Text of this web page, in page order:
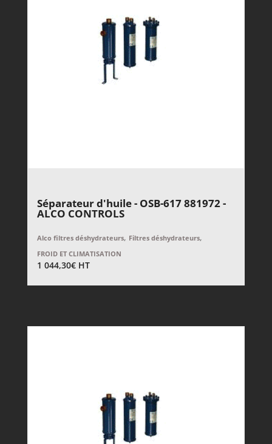
Séparateur d'huile - OSB-617 881972 -
ALCO CONTROLS
Alco filtres déshydrateurs, Filtres déshydrateurs,
FROID ET CLIMATISATION
1 044,30€ HT